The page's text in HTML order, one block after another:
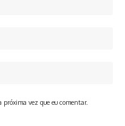
vez que eu comentar.